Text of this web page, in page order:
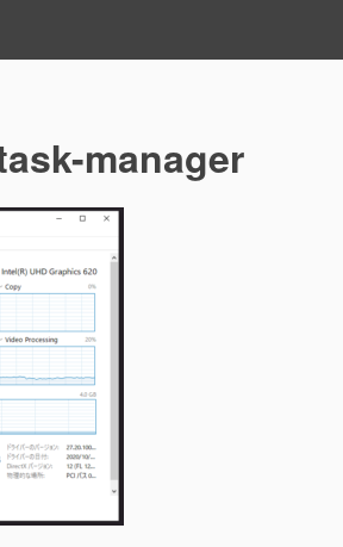
manager